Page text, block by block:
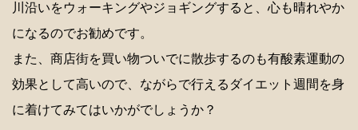
川沿いをウォーキングやジョギングすると、心も晴れやか
になるのでお勧めです。
また、商店街を買い物ついでに散歩するのも有酸素運動の
効果として高いので、ながらで行えるダイエット週間を身
に着けてみてはいかがでしょうか？